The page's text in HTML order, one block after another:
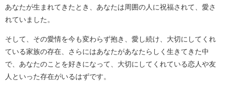
あなたが生まれてきたとき、あなたは周囲の人に祝福されて、愛さ
れていました。
そして、その愛情を今も変わらず抱き、愛し続け、大切にしてくれ
ている家族の存在、さらにはあなたがあなたらしく生きてきた中
で、あなたのことを好きになって、大切にしてくれている恋人や友
人といった存在がいるはずです。